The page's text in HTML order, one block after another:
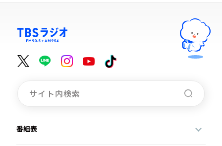
今日の番組表
週間番組表
トピックス
TBS Podcast
イベント・グッズ
番組表